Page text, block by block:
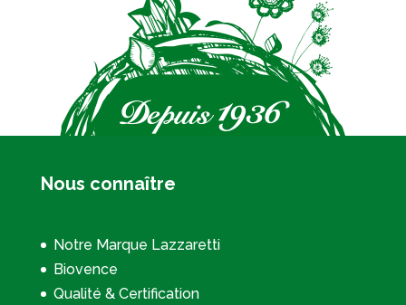
Nous connaître
Notre Marque Lazzaretti
Biovence
Qualité & Certification